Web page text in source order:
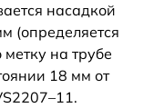
насадкой
(определяется
на трубе
18 мм от